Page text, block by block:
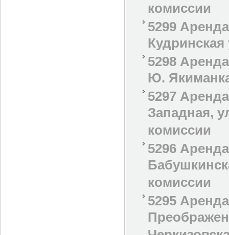
комиссии
5299
5298
Ю.
5297
Западная,
комиссии
5296
комиссии
5295